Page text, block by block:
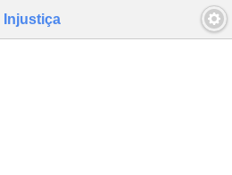
Injustiça